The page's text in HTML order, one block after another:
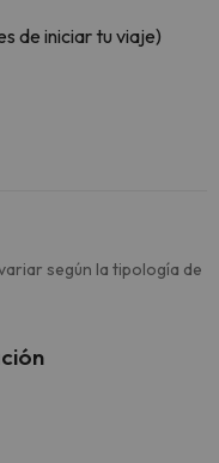
de iniciar tu viaje)
según la tipología de